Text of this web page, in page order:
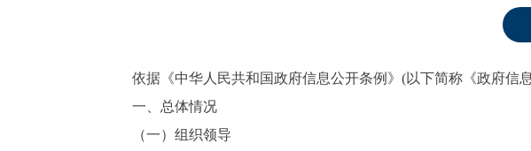
依据《中华人民共和国政府信息公开条例》(以下简称《政府信
一、总体情况
（一）组织领导